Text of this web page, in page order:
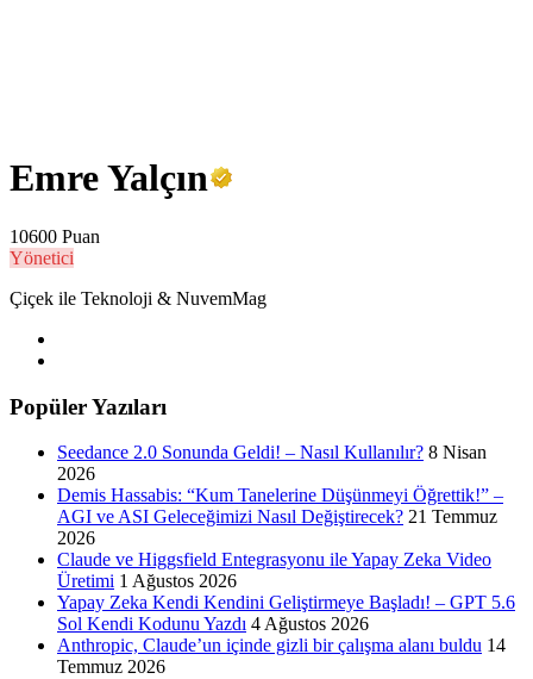
Emre Yalçın
10600 Puan
Yönetici
Çiçek ile Teknoloji & NuvemMag
Popüler Yazıları
Seedance 2.0 Sonunda Geldi! – Nasıl Kullanılır? 8 Nisan
2026
Demis Hassabis: “Kum Tanelerine Düşünmeyi Öğrettik!” –
AGI ve ASI Geleceğimizi Nasıl Değiştirecek? 21 Temmuz
2026
Claude ve Higgsfield Entegrasyonu ile Yapay Zeka Video
Üretimi 1 Ağustos 2026
Yapay Zeka Kendi Kendini Geliştirmeye Başladı! – GPT 5.6
Sol Kendi Kodunu Yazdı 4 Ağustos 2026
Anthropic, Claude’un içinde gizli bir çalışma alanı buldu 14
Temmuz 2026